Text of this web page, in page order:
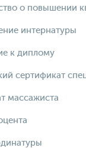
о повышении
интернатуры
к диплому
сертификат
массажиста